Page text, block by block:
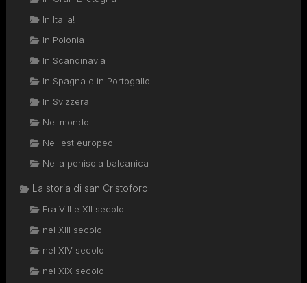
In Italia!
In Polonia
In Scandinavia
In Spagna e in Portogallo
In Svizzera
Nel mondo
Nell'est europeo
Nella penisola balcanica
La storia di san Cristoforo
Fra VIII e XII secolo
nel XIII secolo
nel XIV secolo
nel XIX secolo